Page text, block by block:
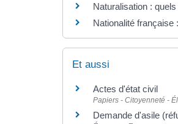
Naturalisation :
Nationalité
Et aussi
Actes d'état civil
Papiers - Citoyenneté -
Demande d'asile